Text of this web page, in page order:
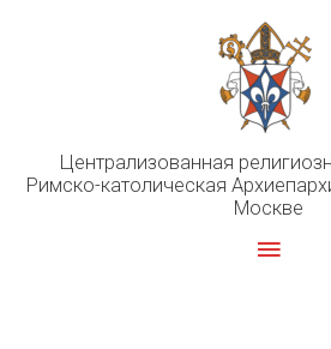
Централизованная
Римско-католическая
Москве